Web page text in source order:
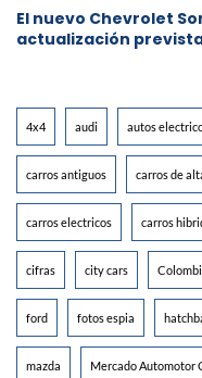
El nuevo Chevrolet
actualización
4x4 audi autos
carros antiguos carros de
carros electricos carros
cifras city cars
ford fotos espia
mazda Mercado Automotor